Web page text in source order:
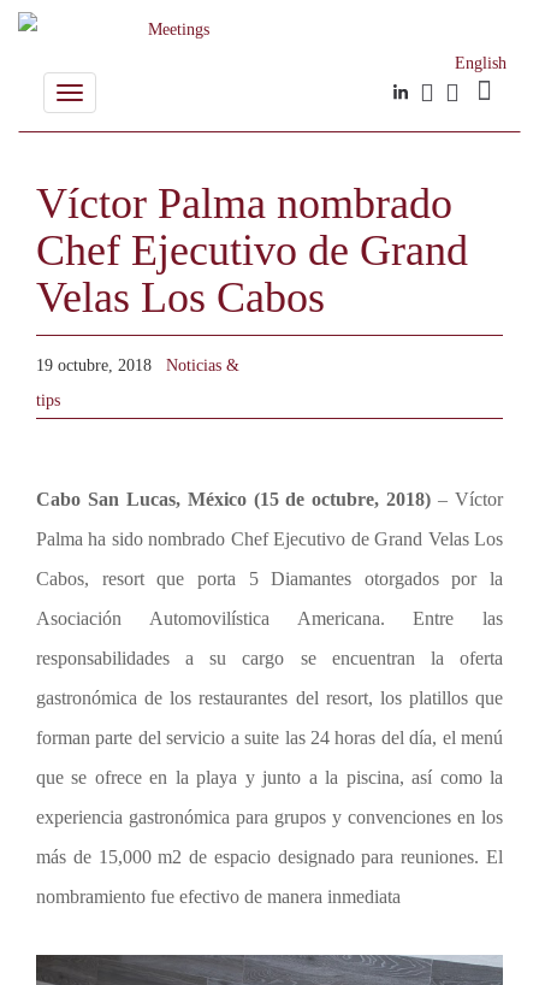
English
Toggle
navigation
Víctor Palma nombrado
Chef Ejecutivo de Grand
Velas Los Cabos
19 octubre, 2018
Noticias &
tips
Cabo San Lucas, México (15 de octubre, 2018) – Víctor
Palma ha sido nombrado Chef Ejecutivo de Grand Velas Los
Cabos, resort que porta 5 Diamantes otorgados por la
Asociación Automovilística Americana. Entre las
responsabilidades a su cargo se encuentran la oferta
gastronómica de los restaurantes del resort, los platillos que
forman parte del servicio a suite las 24 horas del día, el menú
que se ofrece en la playa y junto a la piscina, así como la
experiencia gastronómica para grupos y convenciones en los
más de 15,000 m2 de espacio designado para reuniones. El
nombramiento fue efectivo de manera inmediata